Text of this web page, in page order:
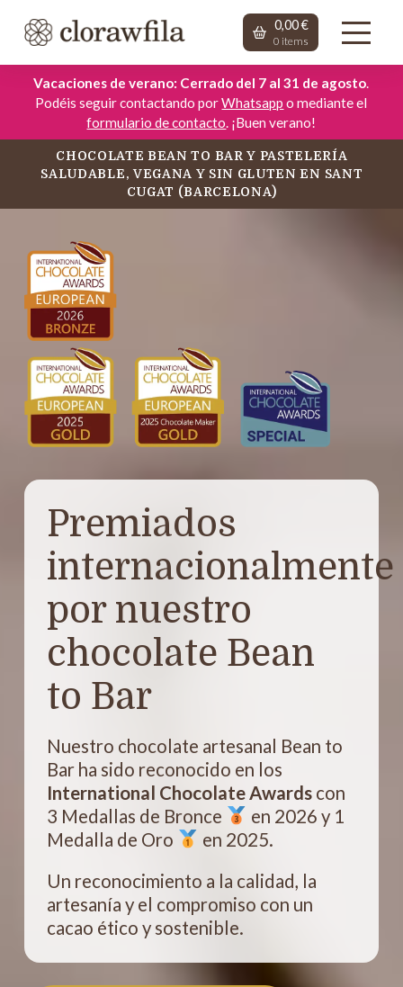
0,00€
0 items
Vacaciones de verano: Cerrado del 7 al 31 de agosto
Podéis seguir contactando porWhatsapp o mediante el
formulario de contacto . ¡Buen verano!
CHOCOLATE BEAN TO BAR Y PASTELERÍA
SALUDABLE, VEGANA Y SIN GLUTEN EN SANT
CUGAT (BARCELONA)
Premiados
internacionalmente
por nuestro
chocolate Bean
to Bar
Nuestro chocolate artesanal Bean to
Bar ha sido reconocido en los
International Chocolate Awards con
3 Medallas de Bronce
en 2026 y 1
Medalla de Oro
en 2025.
Un reconocimiento a la calidad, la
artesanía y el compromiso con un
cacao ético y sostenible.